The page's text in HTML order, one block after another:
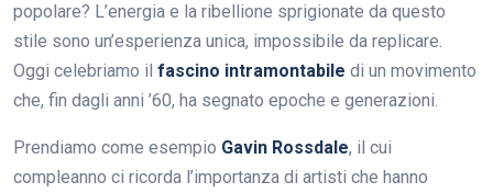
popolare? L’energia e la ribellione sprigionate da questo
stile sono un’esperienza unica, impossibile da replicare.
Oggi celebriamo il fascino intramontabile di un movimento
che, fin dagli anni ’60, ha segnato epoche e generazioni.
Prendiamo come esempio Gavin Rossdale, il cui
compleanno ci ricorda l’importanza di artisti che hanno